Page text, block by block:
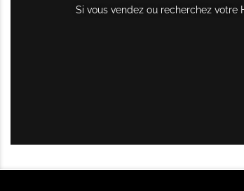
Si vous vendez ou recherchez